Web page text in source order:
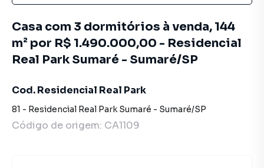
Casa com 3 dormitórios à venda, 144
m² por R$ 1.490.000,00 - Residencial
Real Park Sumaré - Sumaré/SP
Cod. Residencial Real Park
81 - Residencial Real Park Sumaré - Sumaré/SP
Código de origem: CA1109